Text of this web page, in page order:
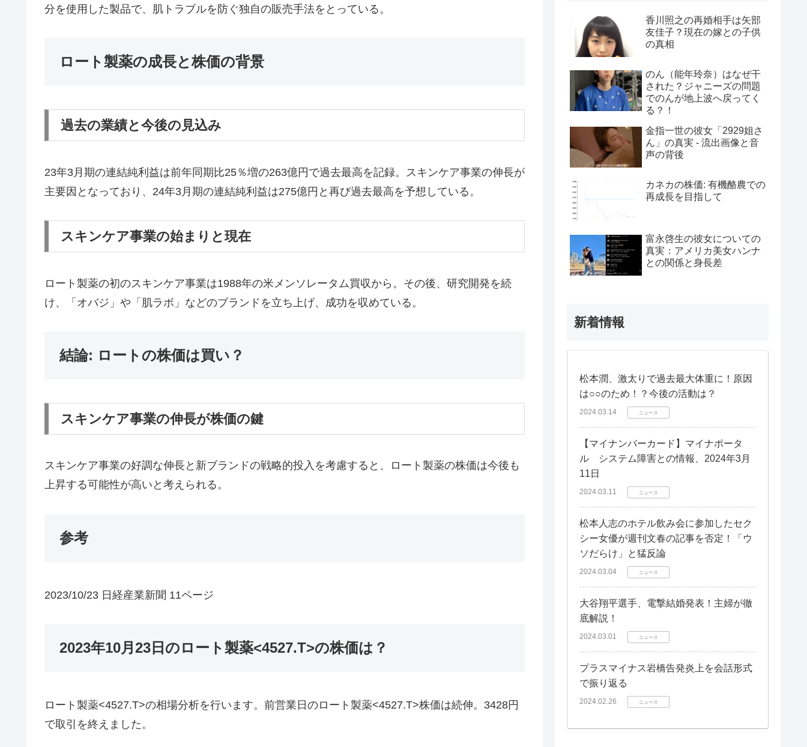
分を使用した製品で、肌トラブルを防ぐ独自の販売手法をとっている。
ロート製薬の成長と株価の背景
過去の業績と今後の見込み
23年3月期の連結純利益は前年同期比25％増の263億円で過去最高を記録。スキンケア事業の伸長が
主要因となっており、24年3月期の連結純利益は275億円と再び過去最高を予想している。
スキンケア事業の始まりと現在
ロート製薬の初のスキンケア事業は1988年の米メンソレータム買収から。その後、研究開発を続
け、「オバジ」や「肌ラボ」などのブランドを立ち上げ、成功を収めている。
結論: ロートの株価は買い？
スキンケア事業の伸長が株価の鍵
スキンケア事業の好調な伸長と新ブランドの戦略的投入を考慮すると、ロート製薬の株価は今後も
上昇する可能性が高いと考えられる。
参考
2023/10/23 日経産業新聞 11ページ
2023年10月23日のロート製薬<4527.T>の株価は？
ロート製薬<4527.T>の相場分析を行います。前営業日のロート製薬<4527.T>株価は続伸。3428円
で取引を終えました。
香川照之の再婚相手は矢部
友佳子？現在の嫁との子供
の真相
のん（能年玲奈）はなぜ干
された？ジャニーズの問題
でのんが地上波へ戻ってく
る？！
金指一世の彼女「2929姐さ
ん」の真実 - 流出画像と音
声の背後
カネカの株価: 有機酪農での
再成長を目指して
富永啓生の彼女についての
真実：アメリカ美女ハンナ
との関係と身長差
新着情報
松本潤、激太りで過去最大体重に！原因
は○○のため！？今後の活動は？
2024.03.14 ニュース
【マイナンバーカード】マイナポータ
ル システム障害との情報、2024年3月
11日
2024.03.11 ニュース
松本人志のホテル飲み会に参加したセク
シー女優が週刊文春の記事を否定！「ウ
ソだらけ」と猛反論
2024.03.04 ニュース
大谷翔平選手、電撃結婚発表！主婦が徹
底解説！
2024.03.01 ニュース
プラスマイナス岩橋告発炎上を会話形式
で振り返る
2024.02.26 ニュース